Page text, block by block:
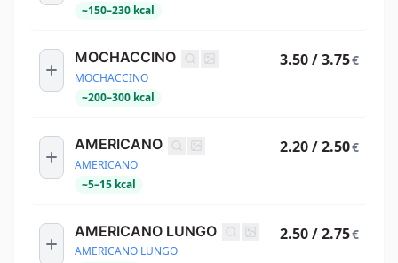
~150–230 kcal
MOCHACCINO
MOCHACCINO
~200–300 kcal
3.50 / 3.75€
AMERICANO
AMERICANO
~5–15 kcal
2.20 / 2.50€
AMERICANO LUNGO
AMERICANO LUNGO
2.50 / 2.75€